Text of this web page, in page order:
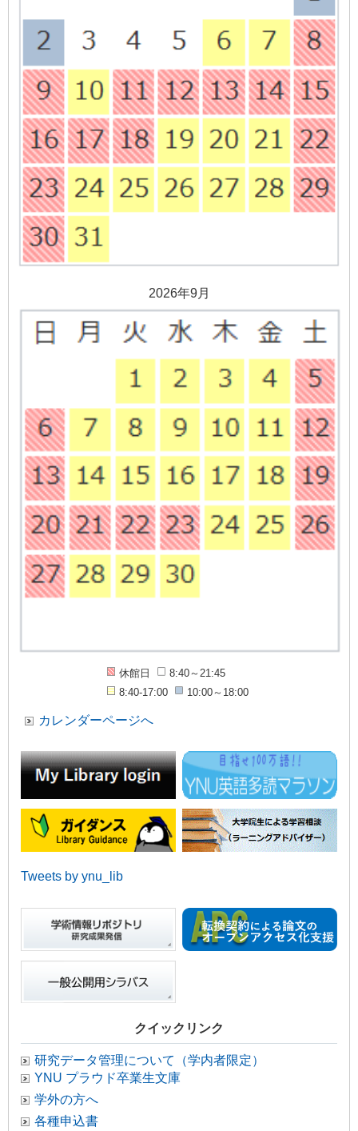
2026年9月
休館日
8:40～21:45
8:40-17:00
10:00～18:00
カレンダーページへ
Tweets by ynu_lib
クイックリンク
研究データ管理について（学内者限定）
YNU プラウド卒業生文庫
学外の方へ
各種申込書